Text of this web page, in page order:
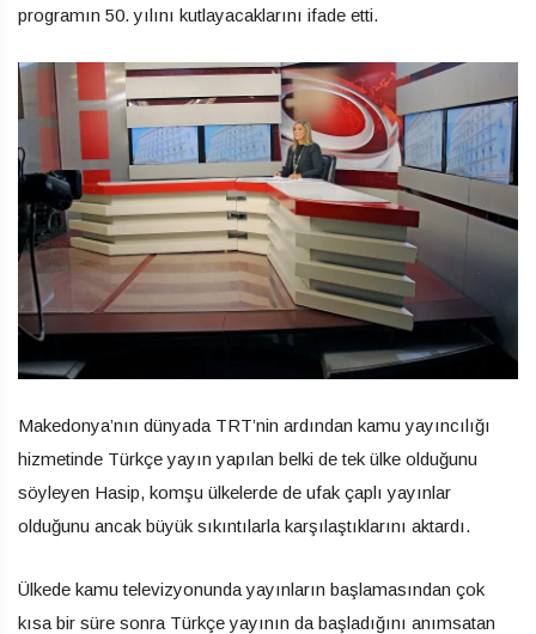
programın 50. yılını kutlayacaklarını ifade etti.
Makedonya’nın dünyada TRT’nin ardından kamu yayıncılığı
hizmetinde Türkçe yayın yapılan belki de tek ülke olduğunu
söyleyen Hasip, komşu ülkelerde de ufak çaplı yayınlar
olduğunu ancak büyük sıkıntılarla karşılaştıklarını aktardı.
Ülkede kamu televizyonunda yayınların başlamasından çok
kısa bir süre sonra Türkçe yayının da başladığını anımsatan